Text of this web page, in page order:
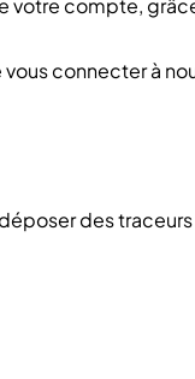
compte,
connecter à
des